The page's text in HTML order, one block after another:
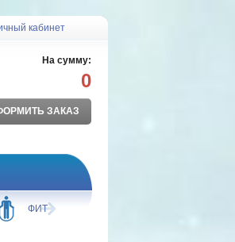
кабинет
На сумму:
0
ЗАКАЗ
ФИТНЕС